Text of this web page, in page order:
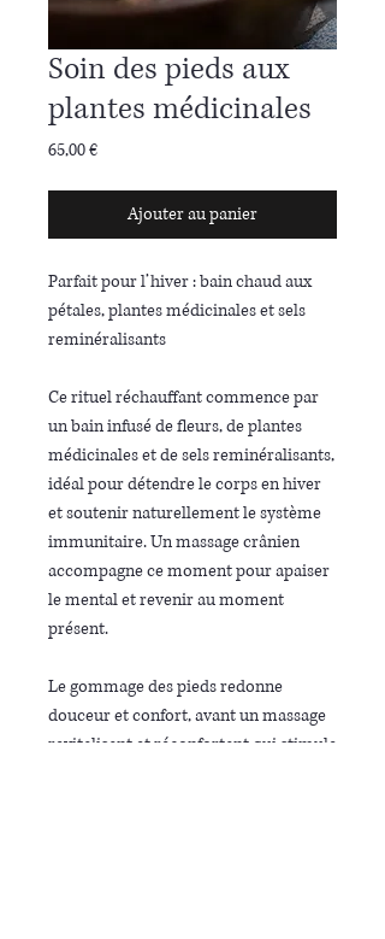
Soin des pieds aux
plantes médicinales
65,00 €Prix
Ajouter au panier
Parfait pour l’hiver : bain chaud aux
pétales, plantes médicinales et sels
reminéralisants
Ce rituel réchauffant commence par
un bain infusé de fleurs, de plantes
médicinales et de sels reminéralisants,
idéal pour détendre le corps en hiver
et soutenir naturellement le système
immunitaire. Un massage crânien
accompagne ce moment pour apaiser
le mental et revenir au moment
présent.
Le gommage des pieds redonne
douceur et confort, avant un massage
revitalisant et réconfortant qui stimule